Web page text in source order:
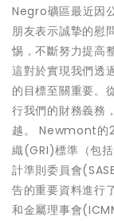
Negro礦區最近因
朋友表示誠摯的慰
惕，不斷努力提高
這對於實現我們透
的目標至關重要。
行我們的財務義務
越。 Newmont的
織(GRI)標準（包
計準則委員會
告的重要資料進行
和金屬理事會